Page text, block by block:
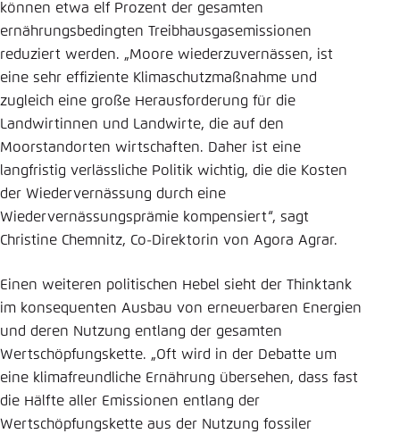
können etwa elf Prozent der gesamten
ernährungsbedingten Treibhausgasemissionen
reduziert werden. „Moore wiederzuvernässen, ist
eine sehr effiziente Klimaschutzmaßnahme und
zugleich eine große Herausforderung für die
Landwirtinnen und Landwirte, die auf den
Moorstandorten wirtschaften. Daher ist eine
langfristig verlässliche Politik wichtig, die die Kosten
der Wiedervernässung durch eine
Wiedervernässungsprämie kompensiert“, sagt
Christine Chemnitz, Co-Direktorin von Agora Agrar.
Einen weiteren politischen Hebel sieht der Thinktank
im konsequenten Ausbau von erneuerbaren Energien
und deren Nutzung entlang der gesamten
Wertschöpfungskette. „Oft wird in der Debatte um
eine klimafreundliche Ernährung übersehen, dass fast
die Hälfte aller Emissionen entlang der
Wertschöpfungskette aus der Nutzung fossiler